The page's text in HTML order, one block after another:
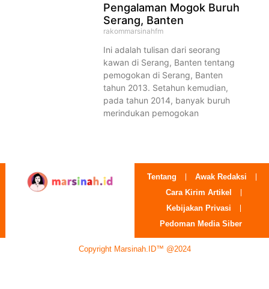
Pengalaman Mogok Buruh
Serang, Banten
rakommarsinahfm
Ini adalah tulisan dari seorang
kawan di Serang, Banten tentang
pemogokan di Serang, Banten
tahun 2013. Setahun kemudian,
pada tahun 2014, banyak buruh
merindukan pemogokan
Tentang
Awak Redaksi
Cara Kirim Artikel
Kebijakan Privasi
Pedoman Media Siber
Copyright Marsinah.ID™ @2024